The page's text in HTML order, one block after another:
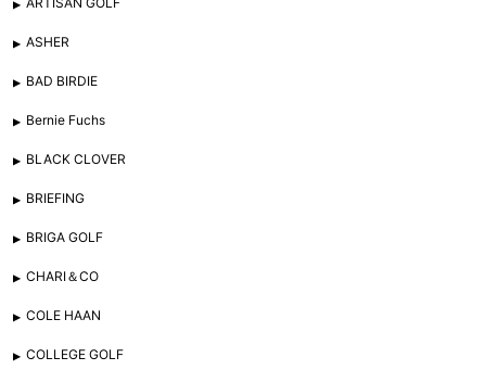
ASHER
BAD BIRDIE
Bernie Fuchs
BLACK CLOVER
BRIEFING
BRIGA GOLF
CHARI＆CO
COLE HAAN
COLLEGE GOLF